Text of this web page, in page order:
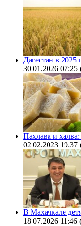
Дагестан в
30.01.2026 07:25
Пахлава и
02.02.2023 19:37
В Махачкале
18.07.2026 11:46